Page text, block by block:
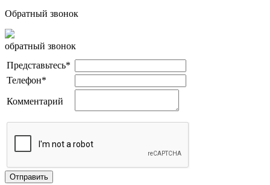
Обратный звонок
обратный звонок
Представьтесь*
Телефон*
Комментарий